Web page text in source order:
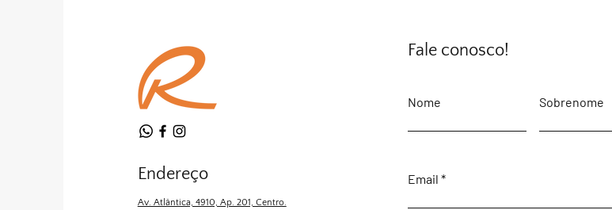
Endereço
Av. Atlântica, 4910, Ap. 201, Centro.
Fale conosco!
Nome Sobrenome
Email